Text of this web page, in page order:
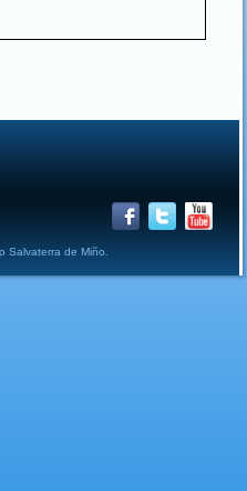
Salvaterra de Miño.